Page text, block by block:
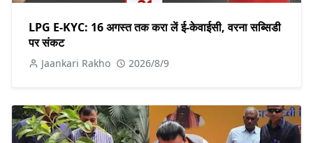
LPG E-KYC: 16 अगस्त तक करा लें ई-केवाईसी, वरना सब्सिडी
पर संकट
Jaankari Rakho 2026/8/9